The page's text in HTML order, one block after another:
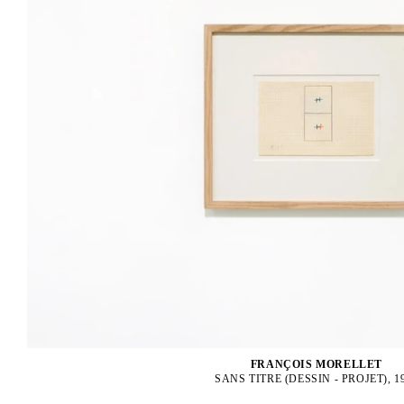
FRANÇOIS MORELLET
SANS TITRE (DESSIN - PROJET),